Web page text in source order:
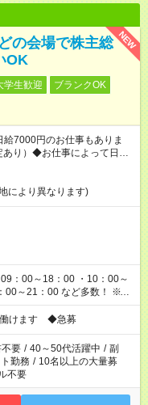
NEW
の会場で株主総
OK
学生歓迎
ブランクOK
7000円のお仕事もありま
り）◆お仕事によって日給も
により異なります)
：00～18：00 ・10：00～
など多数！ ※お
けます ◆急募
不要 / 40～50代活躍中 / 副
勤務 / 10名以上の大量募
不要